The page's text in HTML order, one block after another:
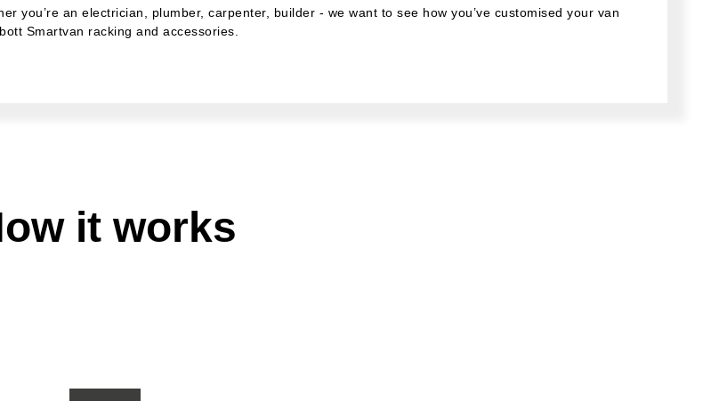
you’re an electrician, plumber, carpenter, builder - we want to see how you’ve customised your van
Smartvan racking and accessories.
it works